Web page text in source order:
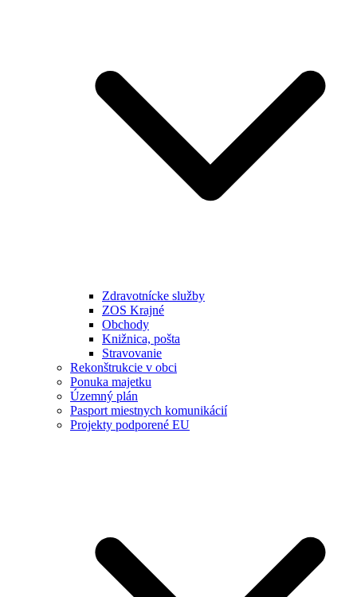
Zdravotnícke služby
ZOS Krajné
Obchody
Knižnica, pošta
Stravovanie
Rekonštrukcie v obci
Ponuka majetku
Územný plán
Pasport miestnych komunikácií
Projekty podporené EU